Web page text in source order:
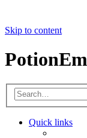
Skip to content
Quick links